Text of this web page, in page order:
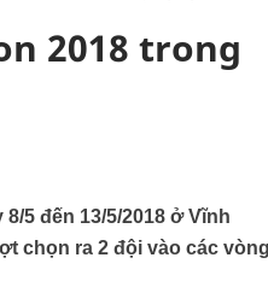
2018 trong
5 đến 13/5/2018 ở Vĩnh
chọn ra 2 đội vào các vòng